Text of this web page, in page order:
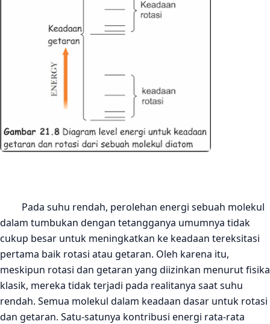
Pada suhu rendah, perolehan energi sebuah molekul
dalam tumbukan dengan tetangganya umumnya tidak
cukup besar untuk meningkatkan ke keadaan tereksitasi
pertama baik rotasi atau getaran. Oleh karena itu,
meskipun rotasi dan getaran yang diizinkan menurut fisika
klasik, mereka tidak terjadi pada realitanya saatsuhu
rendah. Semua molekul dalam keadaan dasar untuk rotasi
dan getaran. Satu-satunya kontribusi energi rata-rata